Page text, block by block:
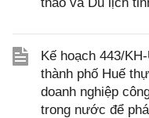
Kế hoạch 443/
thành phố Huế
doanh nghiệp
trong nước để